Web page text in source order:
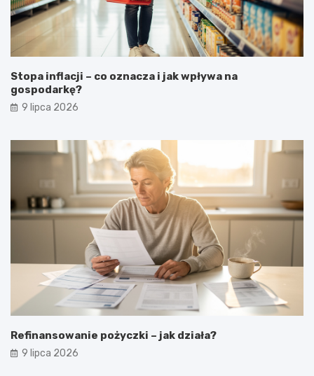
Stopa inflacji – co oznacza i jak wpływa na
gospodarkę?
9 lipca 2026
Refinansowanie pożyczki – jak działa?
9 lipca 2026